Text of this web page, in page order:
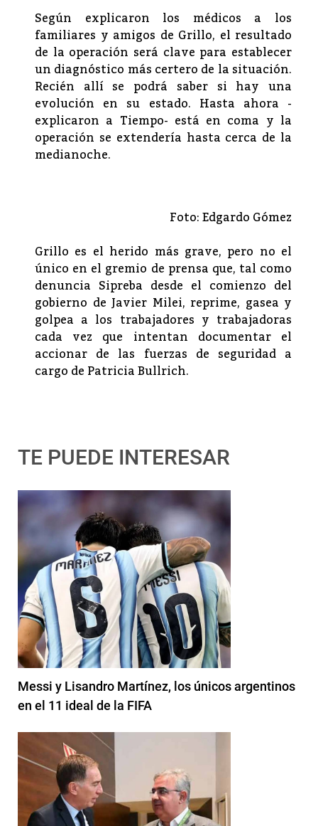
Según explicaron los médicos a los
familiares y amigos de Grillo, el resultado
de la operación será clave para establecer
un diagnóstico más certero de la situación.
Recién allí se podrá saber si hay una
evolución en su estado. Hasta ahora -
explicaron a Tiempo- está en coma y la
operación se extendería hasta cerca de la
medianoche.
Foto: Edgardo Gómez
Grillo es el herido más grave, pero no el
único en el gremio de prensa que, tal como
denuncia Sipreba desde el comienzo del
gobierno de Javier Milei, reprime, gasea y
golpea a los trabajadores y trabajadoras
cada vez que intentan documentar el
accionar de las fuerzas de seguridad a
cargo de Patricia Bullrich.
TE PUEDE INTERESAR
Messi y Lisandro Martínez, los únicos argentinos
en el 11 ideal de la FIFA